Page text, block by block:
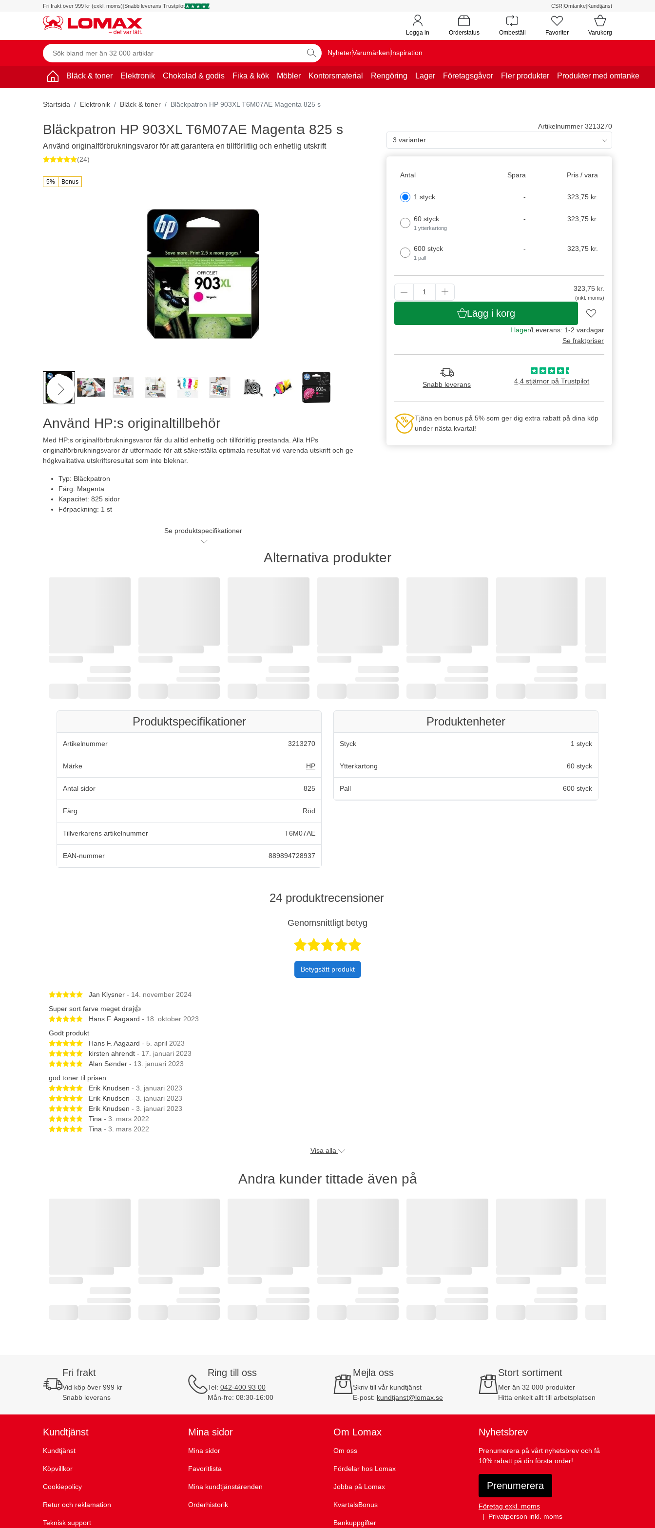
Fri frakt över 999 kr (exkl. moms)|Snabb leverans|Trustpilot CSR|Omtanke|Kundtjänst
Logga in Orderstatus Ombeställ Favoriter Varukorg
NyheterVarumärkenInspiration
Bläck & toner Elektronik Chokolad & godis Fika & kök Möbler Kontorsmaterial Rengöring Lager Företagsgåvor Fler produkter Produkter med omtanke
Startsida Elektronik Bläck & toner Bläckpatron HP 903XL T6M07AE Magenta 825 s
5% Bonus
Använd HP:s originaltillbehör
Med HP:s originalförbrukningsvaror får du alltid enhetlig och tillförlitlig prestanda. Alla HPs
originalförbrukningsvaror är utformade för att säkerställa optimala resultat vid varenda utskrift och ge
högkvalitativa utskriftsresultat som inte bleknar.
Typ: Bläckpatron
Färg: Magenta
Kapacitet: 825 sidor
Förpackning: 1 st
Se produktspecifikationer
Artikelnummer 3213270
3 varianter
Antal Spara Pris / vara
1 styck - 323,75 kr.
60 styck
1 ytterkartong
- 323,75 kr.
600 styck
1 pall
- 323,75 kr.
323,75kr.
(inkl. moms)
Lägg i korg
I lager/Leverans: 1-2 vardagar
Se fraktpriser
Snabb leverans 4,4 stjärnor på Trustpilot
Tjäna en bonus på 5% som ger dig extra rabatt på dina köp
under nästa kvartal!
Bläckpatron HP 903XL T6M07AE Magenta 825 s
Använd originalförbrukningsvaror för att garantera en tillförlitlig och enhetlig utskrift
(24)
Alternativa produkter
Produktspecifikationer
Artikelnummer 3213270
Märke HP
Antal sidor 825
Färg Röd
Tillverkarens artikelnummer T6M07AE
EAN-nummer 889894728937
Produktenheter
Styck 1 styck
Ytterkartong 60 styck
Pall 600 styck
24 produktrecensioner
Genomsnittligt betyg
Betygsatt 5 av 5 stjärnor
Betygsätt produkt
Betygsatt 5 av 5 stjärnor
Jan Klysner - 14. november 2024
Super sort farve meget drøj👍
Betygsatt 5 av 5 stjärnor
Hans F. Aagaard - 18. oktober 2023
Godt produkt
Betygsatt 5 av 5 stjärnor
Hans F. Aagaard - 5. april 2023
Betygsatt 5 av 5 stjärnor
kirsten ahrendt - 17. januari 2023
Betygsatt 5 av 5 stjärnor
Alan Sønder - 13. januari 2023
god toner til prisen
Betygsatt 5 av 5 stjärnor
Erik Knudsen - 3. januari 2023
Betygsatt 5 av 5 stjärnor
Erik Knudsen - 3. januari 2023
Betygsatt 5 av 5 stjärnor
Erik Knudsen - 3. januari 2023
Betygsatt 5 av 5 stjärnor
Tina - 3. mars 2022
Betygsatt 5 av 5 stjärnor
Tina - 3. mars 2022
Visa alla
Andra kunder tittade även på
Fri frakt
Vid köp över 999 kr
Snabb leverans
Ring till oss
Tel: 042-400 93 00
Mån-fre: 08:30-16:00
Mejla oss
Skriv till vår kundtjänst
E-post: kundtjanst@lomax.se
Stort sortiment
Mer än 32 000 produkter
Hitta enkelt allt till arbetsplatsen
Kundtjänst
Kundtjänst
Köpvillkor
Cookiepolicy
Retur och reklamation
Teknisk support
Mina sidor
Mina sidor
Favoritlista
Mina kundtjänstärenden
Orderhistorik
Om Lomax
Om oss
Fördelar hos Lomax
Jobba på Lomax
KvartalsBonus
Bankuppgifter
Nyhetsbrev
Prenumerera på vårt nyhetsbrev och få
10% rabatt på din första order!
Prenumerera
Företag exkl. moms
Privatperson inkl. moms